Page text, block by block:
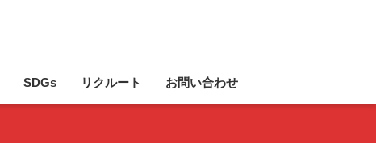
SDGs リクルート お問い合わせ